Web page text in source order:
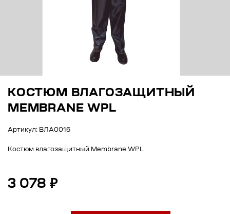
КОСТЮМ ВЛАГОЗАЩИТНЫЙ
MEMBRANE WPL
Артикул: ВЛА0016
Костюм влагозащитный Membrane WPL
3 078 ₽